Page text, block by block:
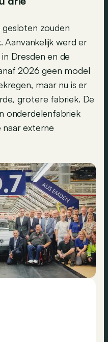
zouden
Aanvankelijk werd er
Dresden en de
2026 geen model
maar nu is er
grotere fabriek. De
onderdelenfabriek
externe